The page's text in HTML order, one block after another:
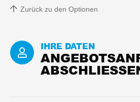
Zurück zu den Optionen
ABSCHLIESSEN
IHRE DATEN